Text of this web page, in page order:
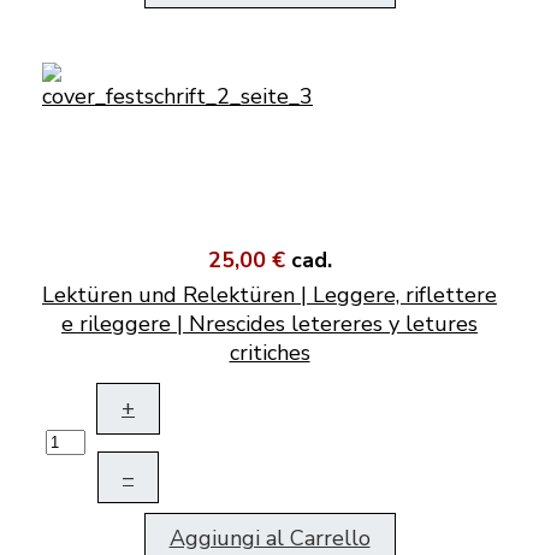
25,00 € cad.
Lektüren und Relektüren | Leggere, riflettere
e rileggere | Nrescides letereres y letures
critiches
+
–
Aggiungi al Carrello